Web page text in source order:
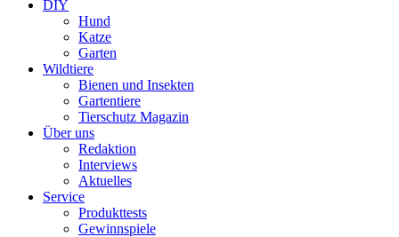
DIY
Hund
Katze
Garten
Wildtiere
Bienen und Insekten
Gartentiere
Tierschutz Magazin
Über uns
Redaktion
Interviews
Aktuelles
Service
Produkttests
Gewinnspiele